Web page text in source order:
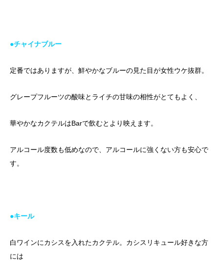
●チャイナブルー
定番ではありますが、鮮やかなブルーの見た目が女性ウケ抜群。
グレープフルーツの酸味とライチの甘味の相性がとてもよく、
華やかなカクテルはBarで飲むとより映えます。
アルコール度数も低めなので、アルコールに強くない方も安心で
す。
●キール
白ワインにカシスを入れたカクテル。カシスリキュール好きな方
には